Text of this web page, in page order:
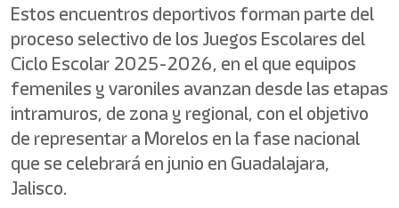
Estos encuentros deportivos forman parte del
proceso selectivo de los Juegos Escolares del
Ciclo Escolar 2025-2026, en el que equipos
femeniles y varoniles avanzan desde las etapas
intramuros, de zona y regional, con el objetivo
de representar a Morelos en la fase nacional
que se celebrará en junio en Guadalajara,
Jalisco.